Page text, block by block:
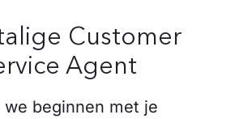
Customer
Agent
we beginnen met je